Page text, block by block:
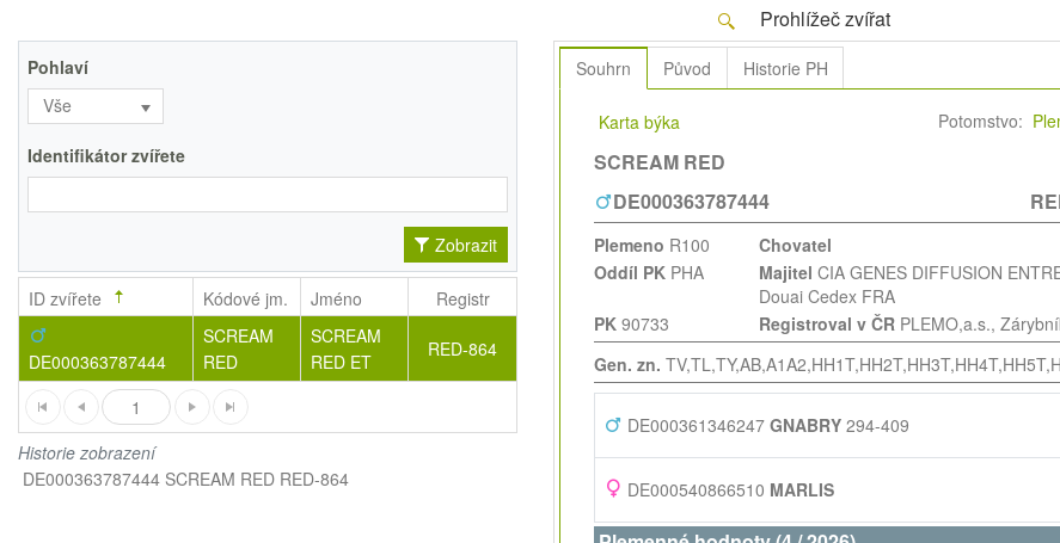
Prohlížeč zvířat
Pohlaví
Vše
Identifikátor zvířete
Zobrazit
ID zvířete Kódové jm. Jméno Registr
DE000363787444
SCREAM
RED
SCREAM
RED ET
RED-864
1
Historie zobrazení
DE000363787444 SCREAM RED RED-864
Souhrn Původ Historie PH
Karta býka Potomstvo:
SCREAM RED
DE000363787444
Plemeno R100 Chovatel
Oddíl PKPHA Majitel CIA GENES DIFFUSION
Douai Cedex FRA
PK90733 Registroval v ČRPLEMO,a.s.,
Gen. zn.
DE000361346247 GNABRY294-409
DE000540866510 MARLIS